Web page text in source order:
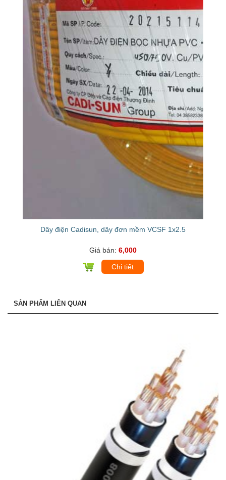
Dây điện Cadisun, dây đơn mềm VCSF 1x2.5
Giá bán: 6,000
Chi tiết
SẢN PHẨM LIÊN QUAN